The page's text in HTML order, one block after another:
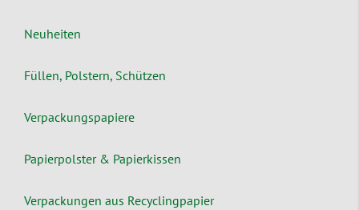
Neuheiten
Füllen, Polstern, Schützen
Verpackungspapiere
Papierpolster & Papierkissen
Verpackungen aus Recyclingpapier